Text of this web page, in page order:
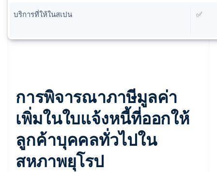
บริการที่ให้ในสเปน ✅
การพิจารณาภาษีมูลค่า
เพิ่มในใบแจ้งหนี้ที่ออกให้
ลูกค้าบุคคลทั่วไปใน
สหภาพยุโรป